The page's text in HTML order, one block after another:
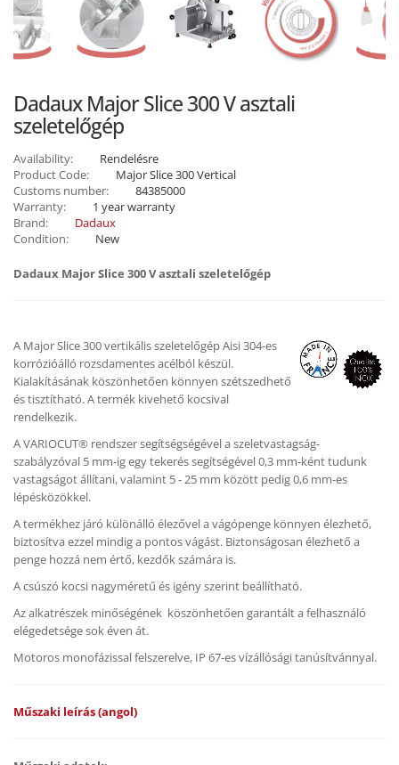
Dadaux Major Slice 300 V asztali
szeletelőgép
Availability:
Rendelésre
Product Code:
Major Slice 300 Vertical
Customs number:
84385000
Warranty:
1 year warranty
Brand:
Dadaux
Condition:
New
Dadaux Major Slice 300 V asztali szeletelőgép
A Major Slice 300 vertikális szeletelőgép Aisi 304-es
korrózióálló rozsdamentes acélból készül.
Kialakításának köszönhetően könnyen szétszedhető
és tisztítható. A termék kivehető kocsival
rendelkezik.
A VARIOCUT® rendszer segítségségével a szeletvastagság-
szabályzóval 5 mm-ig egy tekerés segítségével 0,3 mm-ként tudunk
vastagságot állítani, valamint 5 - 25 mm között pedig 0,6 mm-es
lépésközökkel.
A termékhez járó különálló élezővel a vágópenge könnyen élezhető,
biztosítva ezzel mindig a pontos vágást. Biztonságosan élezhető a
penge hozzá nem értő, kezdők számára is.
A csúszó kocsi nagyméretű és igény szerint beállítható.
Az alkatrészek minőségének köszönhetően garantált a felhasználó
elégedetsége sok éven át.
Motoros monofázissal felszerelve, IP 67-es vízállósági tanúsítvánnyal.
Műszaki leírás (angol)